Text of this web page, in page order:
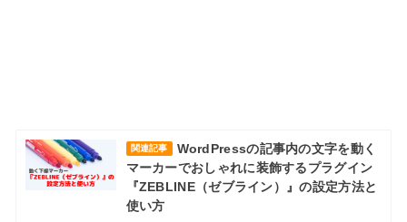
関連記事
WordPressの記事内の文字を動く
マーカーでおしゃれに装飾するプラグイン
『ZEBLINE（ゼブライン）』の設定方法と
使い方